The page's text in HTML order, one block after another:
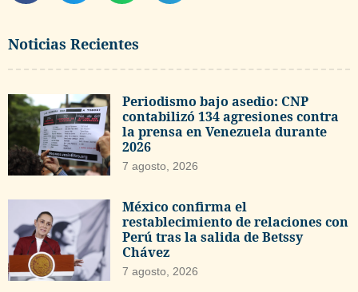
Noticias Recientes
Periodismo bajo asedio: CNP
contabilizó 134 agresiones contra
la prensa en Venezuela durante
2026
7 agosto, 2026
México confirma el
restablecimiento de relaciones con
Perú tras la salida de Betssy
Chávez
7 agosto, 2026